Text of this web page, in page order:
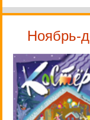
Ноябрь-